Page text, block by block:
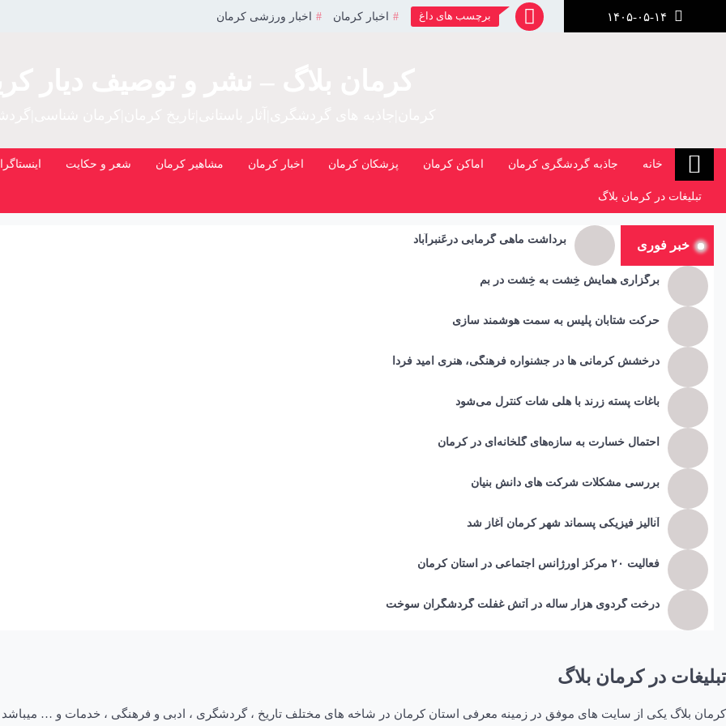
برچسب های داغ اخبار کرمان اخبار ورزشی کرمان
خانه جاذبه گردشگری کرمان اماکن کرمان پزشکان کرمان اخبار کرمان مشاهیر کرمان شعر و حکایت
تبلیغات در کرمان بلاگ
خبر فوری برداشت ماهی گرمابی درعَنبرآباد
برگزاری همایش خِشت به خِشت در بم
حرکت شتابان پلیس به سمت هوشمند سازی
درخشش کرمانی ها در جشنواره فرهنگی، هنری امید فردا
باغات پسته زرند با هلی شات کنترل می‌شود
احتمال خسارت به ساز‌ه‌های گلخانه‌ای در کرمان
بررسی مشکلات شرکت های دانش بنیان
آنالیز فیزیکی پسماند شهر کرمان آغاز شد
فعالیت ۲۰ مرکز اورژانس اجتماعی در استان کرمان
درخت گردوی هزار ساله در آتش غفلت گردشگران سوخت
تبلیغات در کرمان بلاگ
کرمان بلاگ یکی از سایت های موفق در زمینه معرفی استان کرمان در شاخه های مختلف تاریخ ، گردشگری ، ادبی و فرهنگی ، خدمات و … میباشد که